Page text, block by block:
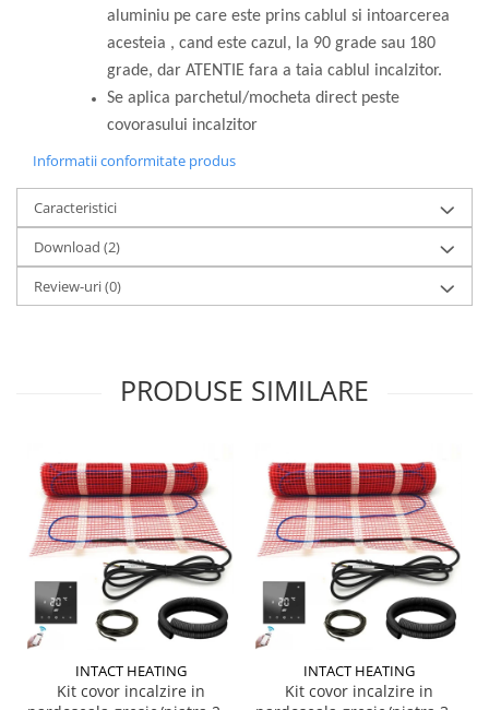
aluminiu pe care este prins cablul si intoarcerea
acesteia , cand este cazul, la 90 grade sau 180
grade, dar ATENTIE fara a taia cablul incalzitor.
Se aplica parchetul/mocheta direct peste
covorasului incalzitor
Informatii conformitate produs
Caracteristici
Download (2)
Review-uri(0)
PRODUSE SIMILARE
INTACT HEATING
Kit covor incalzire in
INTACT HEATING
Kit covor incalzire in